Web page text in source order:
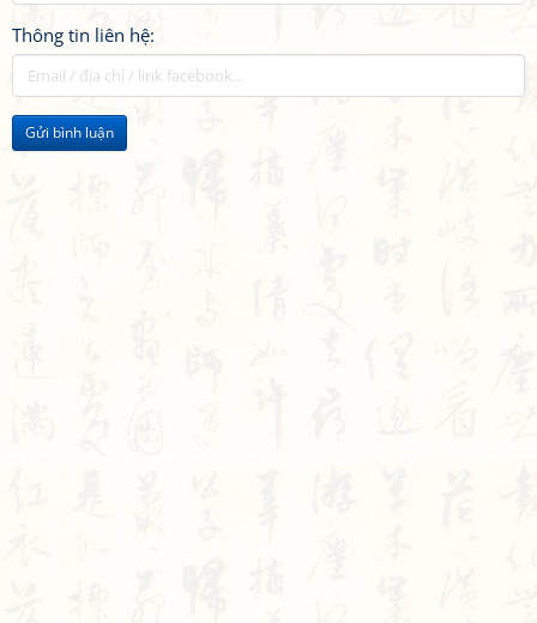
Thông tin liên hệ:
Gửi bình luận